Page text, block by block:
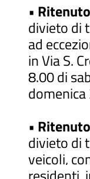
• Ritenuto
divieto di
ad
in Via S.
8.00 di
• Ritenuto
divieto di
veicoli,